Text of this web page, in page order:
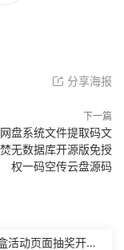
分享海报
下一篇
盘系统文件提取码文
无数据库开源版免授
权一码空传云盘源码
活动页面抽奖开盒